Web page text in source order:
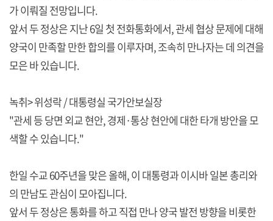
가 이뤄질 전망입니다.
앞서 두 정상은 지난 6일 첫 전화통화에서, 관세 협상 문제에 대해
양국이 만족할 만한 합의를 이루자며, 조속히 만나자는 데 의견을
모은 바 있습니다.
녹취> 위성락 / 대통령실 국가안보실장
"관세 등 당면 외교 현안, 경제·통상 현안에 대한 타개 방안을 모
색할 수 있습니다."
한일 수교 60주년을 맞은 올해, 이 대통령과 이시바 일본 총리와
의 만남도 관심이 모아집니다.
앞서 두 정상은 통화를 하고 직접 만나 양국 발전 방향을 비롯한